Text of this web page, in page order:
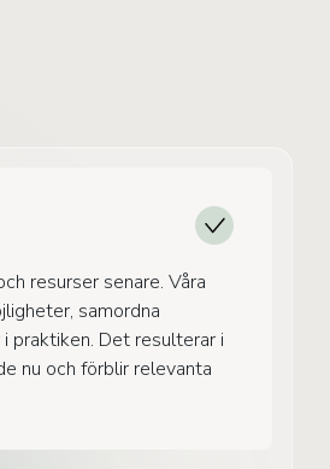
resurser senare. Våra
samordna
praktiken. Det resulterar i
nu och förblir relevanta